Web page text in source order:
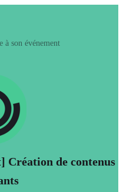
à son événement
Création de contenus